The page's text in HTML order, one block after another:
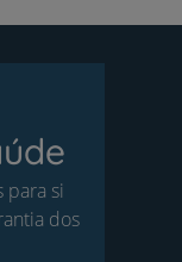
para si
dos